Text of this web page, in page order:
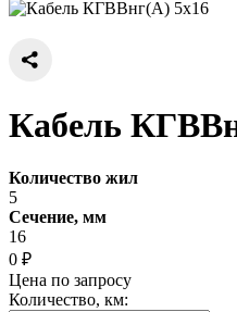
Кабель
Количество жил
5
Сечение, мм
16
0 ₽
Цена по запросу
Количество, км: